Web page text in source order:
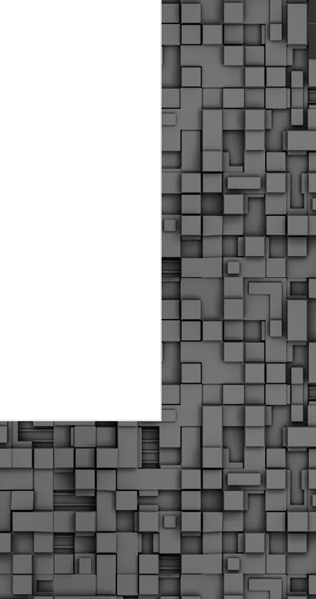
εκπαίδευσή τους και
καθήκοντα.
ο Δήμος παρέλαβε τρία
οποία θα χρησιμοποιούνται για
τις προηγούμενες ημέρες
πρόστιμα για 11 διοικητικές
παραβάσεις που έλαβαν
εργασιών από εργολαβικά
συνεργεία και οι οποίες
αφορούσαν εκτέλεση
εργασιών χωρίς νόμιμη
σήμανση και στην απόθεση
υλικών – εργαλείων εκτός του
προβλεπόμενου εργοταξίου.